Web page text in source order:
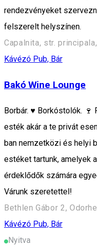
rendezvényeket
felszerelt helyszínen.
Capalnita, str.
Kávézó Pub, Bár
Bakó Wine Lounge
Borbár. ♥️ Borkóstolók.
esték akár a te privát
ban nemzetközi és helyi
estéket tartunk, amelyek
érdeklődők számára
Várunk szeretettel!
Bethlen Gábor 2,
Kávézó Pub, Bár
Nyitva